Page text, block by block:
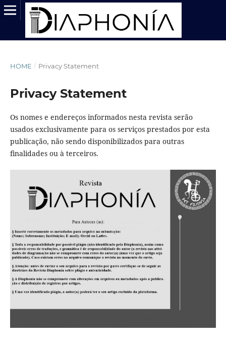
HOME / Privacy Statement
Privacy Statement
Os nomes e endereços informados nesta revista serão
usados exclusivamente para os serviços prestados por esta
publicação, não sendo disponibilizados para outras
finalidades ou à terceiros.